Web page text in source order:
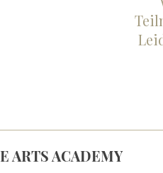
ARTS ACADEMY